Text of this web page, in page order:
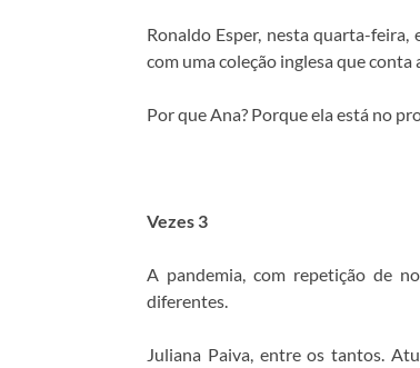
Ronaldo Esper, nesta quarta-feira,
com uma coleção inglesa que
Por que Ana? Porque ela está no
Vezes 3
A pandemia, com repetição de
diferentes.
Juliana Paiva, entre os tantos.